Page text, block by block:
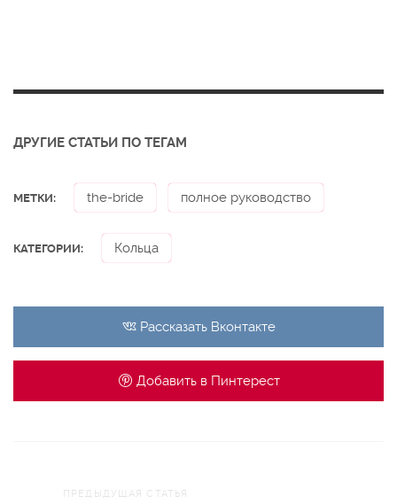
ДРУГИЕ СТАТЬИ ПО ТЕГАМ
МЕТКИ: the-bride полное руководство
КАТЕГОРИИ: Кольца
Рассказать Вконтакте
Добавить в Пинтерест
НавигацияПРЕДЫДУЩАЯ СТАТЬЯ